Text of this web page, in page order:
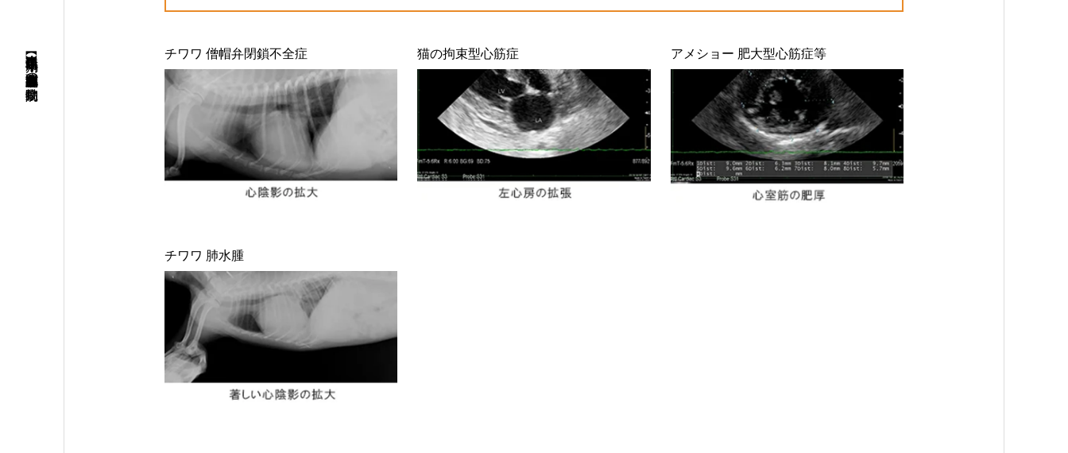
【年中無休】埼玉県 川口・鳩ヶ谷・蕨・東浦和・越谷・東京都北区赤羽の動物病院 チワワ 僧帽弁閉鎖不全症 猫の拘束型心筋症 アメショー 肥大型心筋症等
チワワ 肺水腫